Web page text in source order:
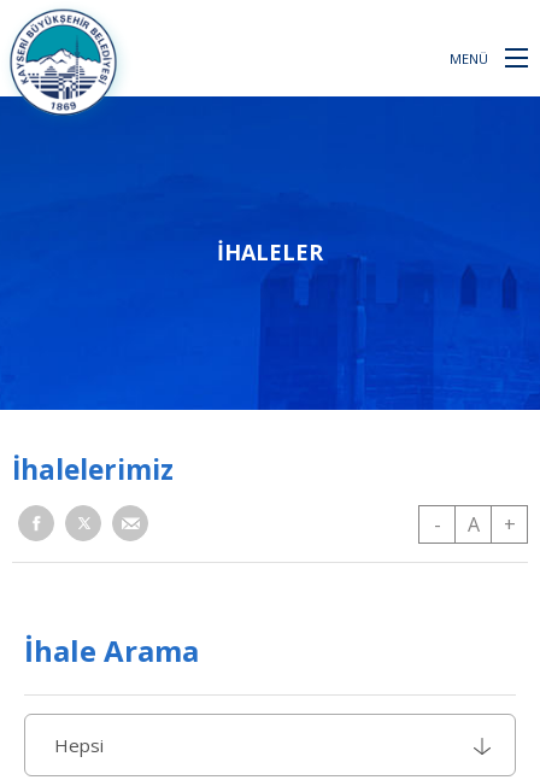
MENÜ
İHALELER
İhalelerimiz
- A +
İhale Arama
Hepsi